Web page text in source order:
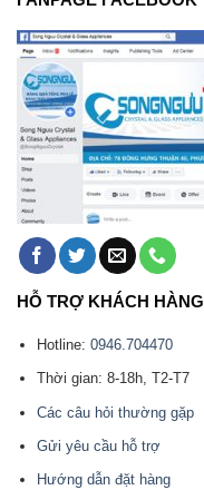
HỖ TRỢ KHÁCH HÀNG
Hotline: 0946.704470
Thời gian: 8-18h, T2-T7
Các câu hỏi thường gặp
Gửi yêu cầu hỗ trợ
Hướng dẫn đặt hàng